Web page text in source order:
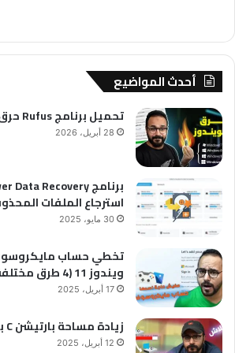
أحدث المواضيع
تحميل برنامج Rufus حرق ويندوز على فلاشة
28 أبريل، 2026
استرجاع الملفات
30 مايو، 2025
تخطي حساب
ويندوز 11 (4 طرق مختلفة)
17 أبريل، 2025
زيادة مساحة بارتيشن C بكل سهولة
12 أبريل، 2025